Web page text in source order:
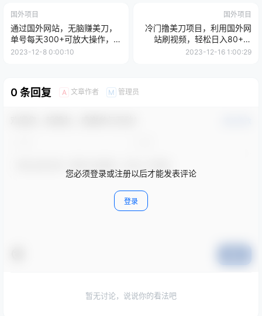
国外项目
通过国外网站，无脑赚美刀，
单号每天300+可放大操作，小
白轻松上手【揭秘】
2023-12-8 0:00:10
国外项目
冷门撸美刀项目，利用国外网
站刷视频，轻松日入80+美
刀，可放大操作，小白随便上
2023-12-16 1:00:29
0 条回复 A 文章作者 M 管理员
您必须登录或注册以后才能发表评论
登录
暂无讨论，说说你的看法吧